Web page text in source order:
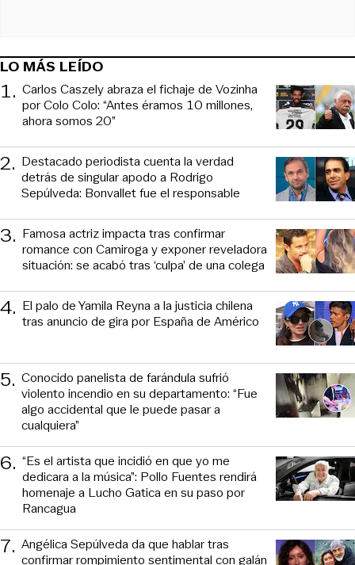
LO MÁS LEÍDO
1. Carlos Caszely abraza el fichaje de Vozinha
por Colo Colo: “Antes éramos 10 millones,
ahora somos 20”
2. Destacado periodista cuenta la verdad
detrás de singular apodo a Rodrigo
Sepúlveda: Bonvallet fue el responsable
3. Famosa actriz impacta tras confirmar
romance con Camiroga y exponer reveladora
situación: se acabó tras ‘culpa’ de una colega
4. El palo de Yamila Reyna a la justicia chilena
tras anuncio de gira por España de Américo
5. Conocido panelista de farándula sufrió
violento incendio en su departamento: “Fue
algo accidental que le puede pasar a
cualquiera”
6. “Es el artista que incidió en que yo me
dedicara a la música”: Pollo Fuentes rendirá
homenaje a Lucho Gatica en su paso por
Rancagua
7. Angélica Sepúlveda da que hablar tras
confirmar rompimiento sentimental con galán